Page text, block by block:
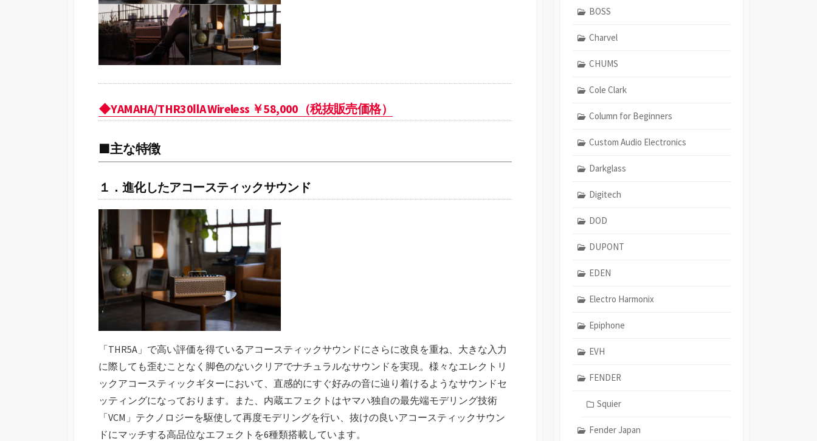
◆YAMAHA/THR30ⅡA Wireless ￥58,000（税抜販売価格）
■主な特徴
１．進化したアコースティックサウンド
「THR5A」で高い評価を得ているアコースティックサウンドにさらに改良を重ね、大きな入力
に際しても歪むことなく脚色のないクリアでナチュラルなサウンドを実現。様々なエレクトリ
ックアコースティックギターにおいて、直感的にすぐ好みの音に辿り着けるようなサウンドセ
ッティングになっております。また、内蔵エフェクトはヤマハ独自の最先端モデリング技術
「VCM」テクノロジーを駆使して再度モデリングを行い、抜けの良いアコースティックサウン
ドにマッチする高品位なエフェクトを6種類搭載しています。
BOSS
Charvel
CHUMS
Cole Clark
Column for Beginners
Custom Audio Electronics
Darkglass
Digitech
DOD
DUPONT
EDEN
Electro Harmonix
Epiphone
EVH
FENDER
Squier
Fender Japan